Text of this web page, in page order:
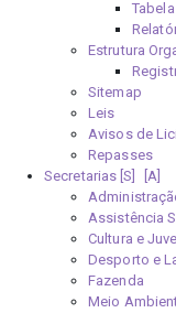
Estrutura
Sitemap
Leis
Avisos de
Repasses
Secretarias [S]
Assistência
Cultura e
Desporto e
Fazenda
Meio